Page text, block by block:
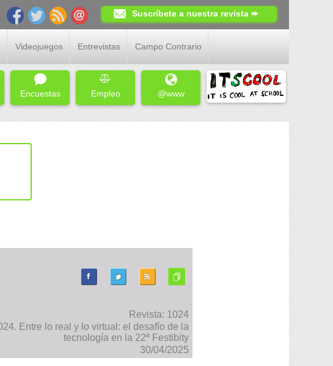
Suscríbete a nuestra revista ➨
Videojuegos Entrevistas Campo Contrario
Encuestas Empleo @www
Revista: 1024
Entre lo real y lo virtual: el desafío de la
tecnología en la 22ª Festibity
30/04/2025